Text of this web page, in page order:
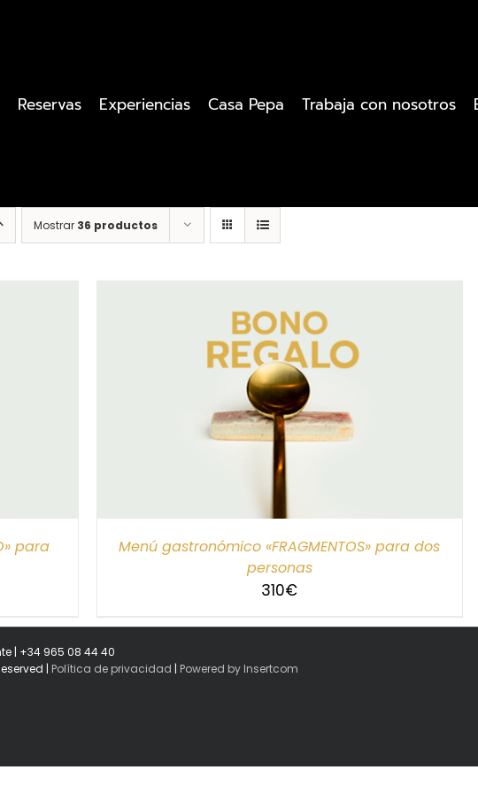
Reservas Experiencias Casa Pepa Trabaja con nosotros
Mostrar 36 productos
para
Menú gastronómico «FRAGMENTOS» para dos
personas
310€
| +34 965 08 44 40
| Política de privacidad | Powered by Insertcom